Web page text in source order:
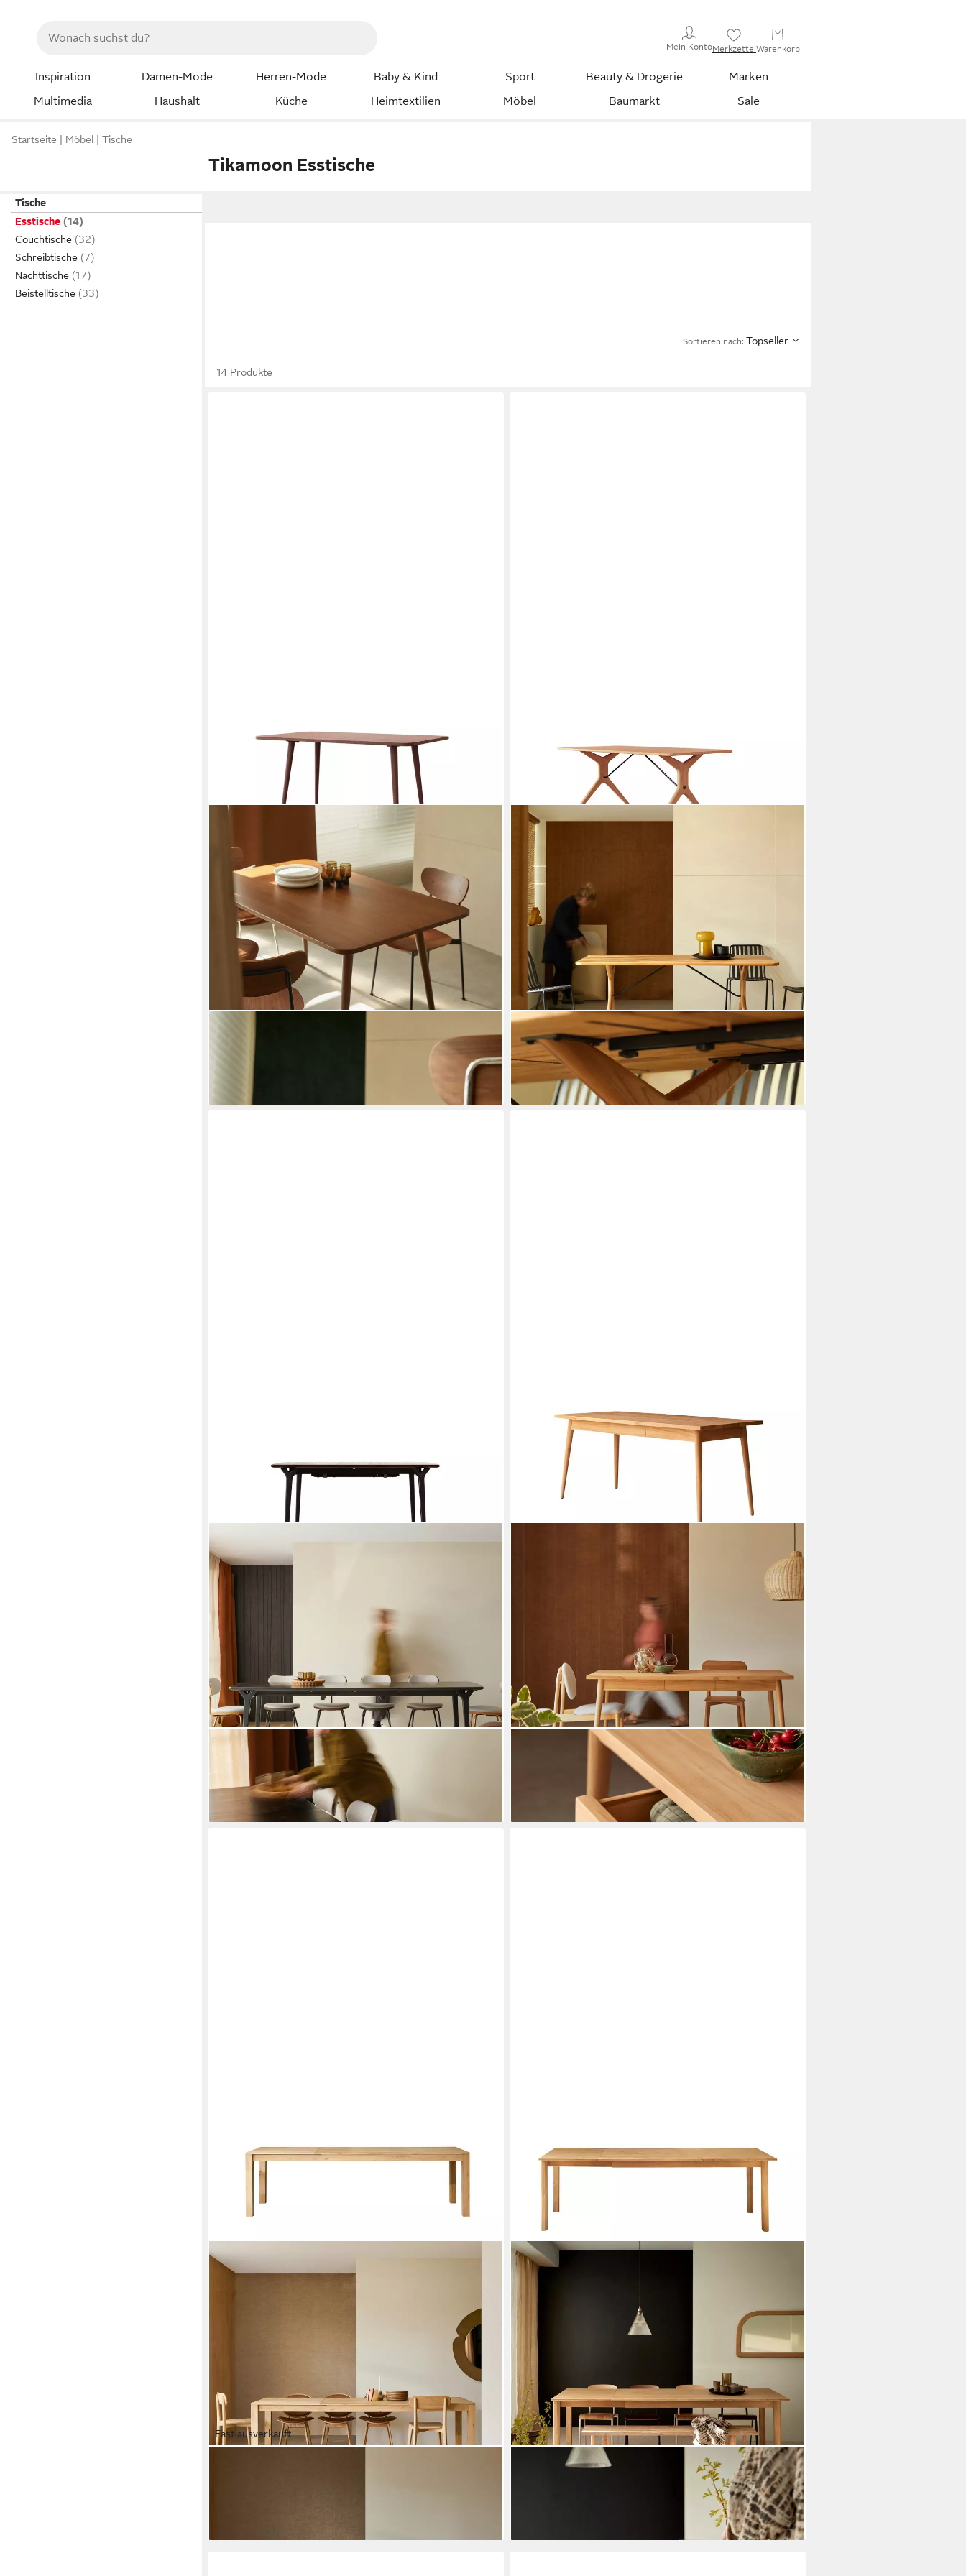
Mein KontoMerkzettelWarenkorb
Inspiration Damen-Mode Herren-Mode Baby & Kind Sport Beauty & Drogerie
Marken
Multimedia
Haushalt Küche Heimtextilien Möbel Baumarkt Sale
Startseite Möbel Tische
Tikamoon Esstische
Tische
Esstische
Couchtische
Schreibtische
Nachttische
Beistelltische
Sortieren nach: Topseller
14 Produkte
Esstisch Lazare - Tische aus massivem Kiefernholz 4 Pers.
473,90 €
Esstisch Ausziehbarer Tisch aus massiver Eiche, 6-12 Pers.
Martin
1.708,90 €
lieferbar - in 8-10 Werktagen bei dir
TIKAMOON
Esstisch Ausziehtisch aus massiver Eiche black 6-12 Pers.
2.148,90 €
lieferbar - in 8-10 Werktagen bei dir
Esstisch Esstisch aus Teakholz massiv Esszimmer Tisch
180x80 cm neu Tikamoon
lieferbar - in 8-10 Werktagen bei dir
Fast ausverkauft
TIKAMOON
Esstisch Ausziehtisch aus massivem Teakholz Noah